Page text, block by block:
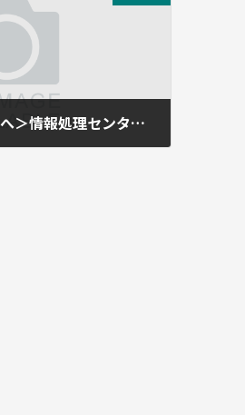
＜退職・退任される方へ＞情報処理センター各種サービスの利用猶予期間について